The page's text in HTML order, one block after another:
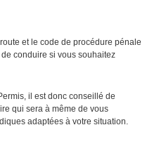
et le code de procédure pénale
conduire si vous souhaitez
il est donc conseillé de
qui sera à même de vous
adaptées à votre situation.